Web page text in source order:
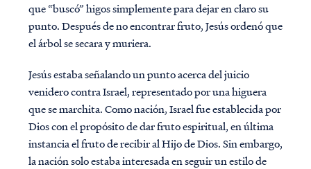
que “buscó” higos simplemente para dejar en claro su
punto. Después de no encontrar fruto, Jesús ordenó que
el árbol se secara y muriera.
Jesús estaba señalando un punto acerca del juicio
venidero contra Israel, representado por una higuera
que se marchita. Como nación, Israel fue establecida por
Dios con el propósito de dar fruto espiritual, en última
instancia el fruto de recibir al Hijo de Dios. Sin embargo,
la nación solo estaba interesada en seguir un estilo de